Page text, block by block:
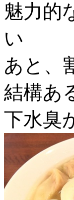
魅力的
い
あと、
結構あ
下水臭